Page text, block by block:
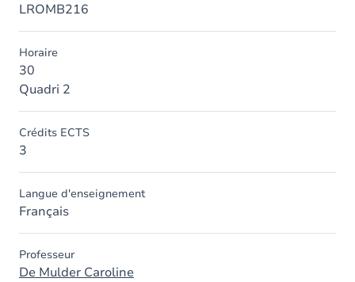
LROMB216
Horaire
30
Quadri 2
Crédits ECTS
3
Langue d'enseignement
Français
Professeur
De Mulder Caroline